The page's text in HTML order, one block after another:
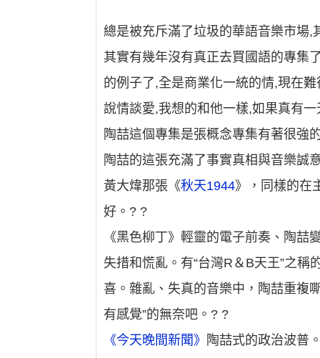
總是被充斥滿了垃圾的華語音樂市場
其實有幾年沒有真正去買國語的專集
的例子了,全是商業化一統的情,現在
說情談愛,我想的和他一樣,如果真有
陶喆這個專集是張概念專集有著很強
陶喆的這張充滿了事實真相與音樂誠
黃大煒那張《秋天1944》，同樣的在
好。? ?
《黑色柳丁》輕靈的電子前奏、陶
失措和慌亂。有“台灣R＆B天王”之稱
喜。雜亂、失真的音樂中，陶喆重複
有感覺”的無奈吧。? ?
《今天晚間新聞》 陶喆式的政治波普